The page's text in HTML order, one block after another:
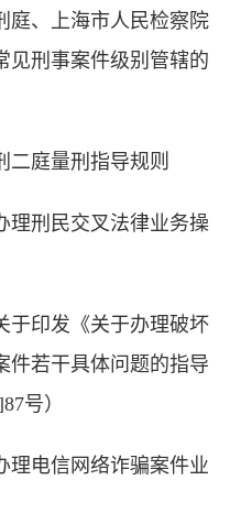
庭、上海市人民检察院
见刑事案件级别管辖的
二庭量刑指导规则
理刑民交叉法律业务操
于印发《关于办理破坏
件若干具体问题的指导
号）
理电信网络诈骗案件业